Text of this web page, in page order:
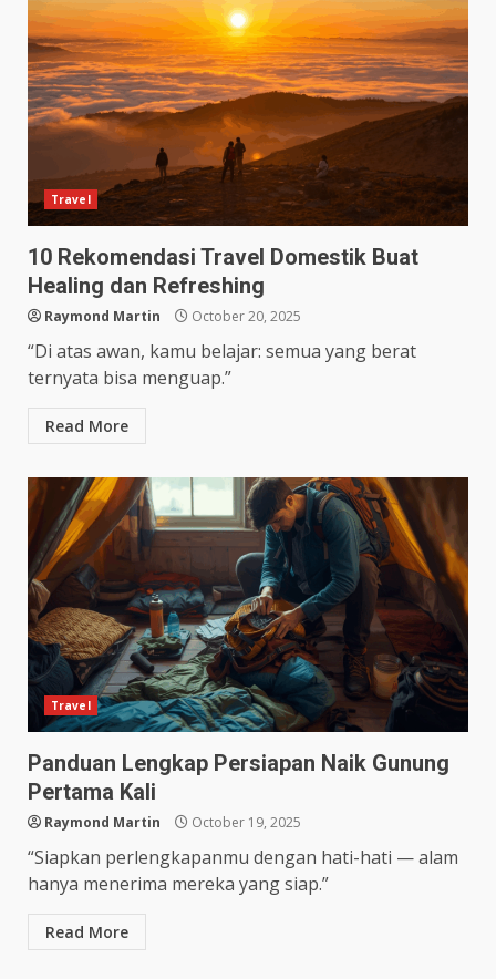
Travel
10 Rekomendasi Travel Domestik Buat
Healing dan Refreshing
Raymond Martin October 20, 2025
“Di atas awan, kamu belajar: semua yang berat
ternyata bisa menguap.”
Read More
Travel
Panduan Lengkap Persiapan Naik Gunung
Pertama Kali
Raymond Martin October 19, 2025
“Siapkan perlengkapanmu dengan hati-hati — alam
hanya menerima mereka yang siap.”
Read More